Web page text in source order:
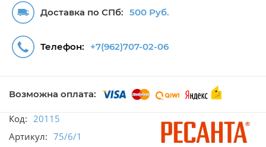
Доставка по СПб: 500 Руб.
Телефон: +7(962)707-02-06
Возможна оплата:
Код: 20115
Артикул: 75/6/1